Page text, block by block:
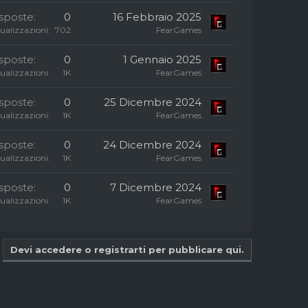
0
702
16 Febbraio 2025
FearGames
0
1K
1 Gennaio 2025
FearGames
0
1K
25 Dicembre 2024
FearGames
0
1K
24 Dicembre 2024
FearGames
0
1K
7 Dicembre 2024
FearGames
Devi accedere o registrarti per pubblicare qui.